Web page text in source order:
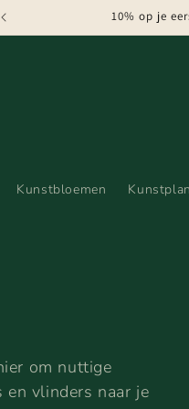
10% op je
Kunstbloemen
om nuttige
en vlinders naar je